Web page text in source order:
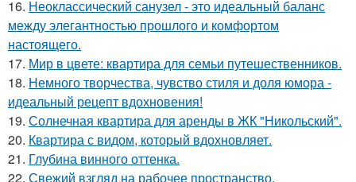
16. Неоклассический санузел - это идеальный баланс
между элегантностью прошлого и комфортом
настоящего.
17. Мир в цвете: квартира для семьи путешественников.
18. Немного творчества, чувство стиля и доля юмора -
идеальный рецепт вдохновения!
19. Солнечная квартира для аренды в ЖК "Никольский".
20. Квартира с видом, который вдохновляет.
21. Глубина винного оттенка.
22. Свежий взгляд на рабочее пространство.